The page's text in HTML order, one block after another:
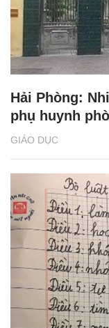
GIÁO DỤC
Hải Phòng:
phụ huynh